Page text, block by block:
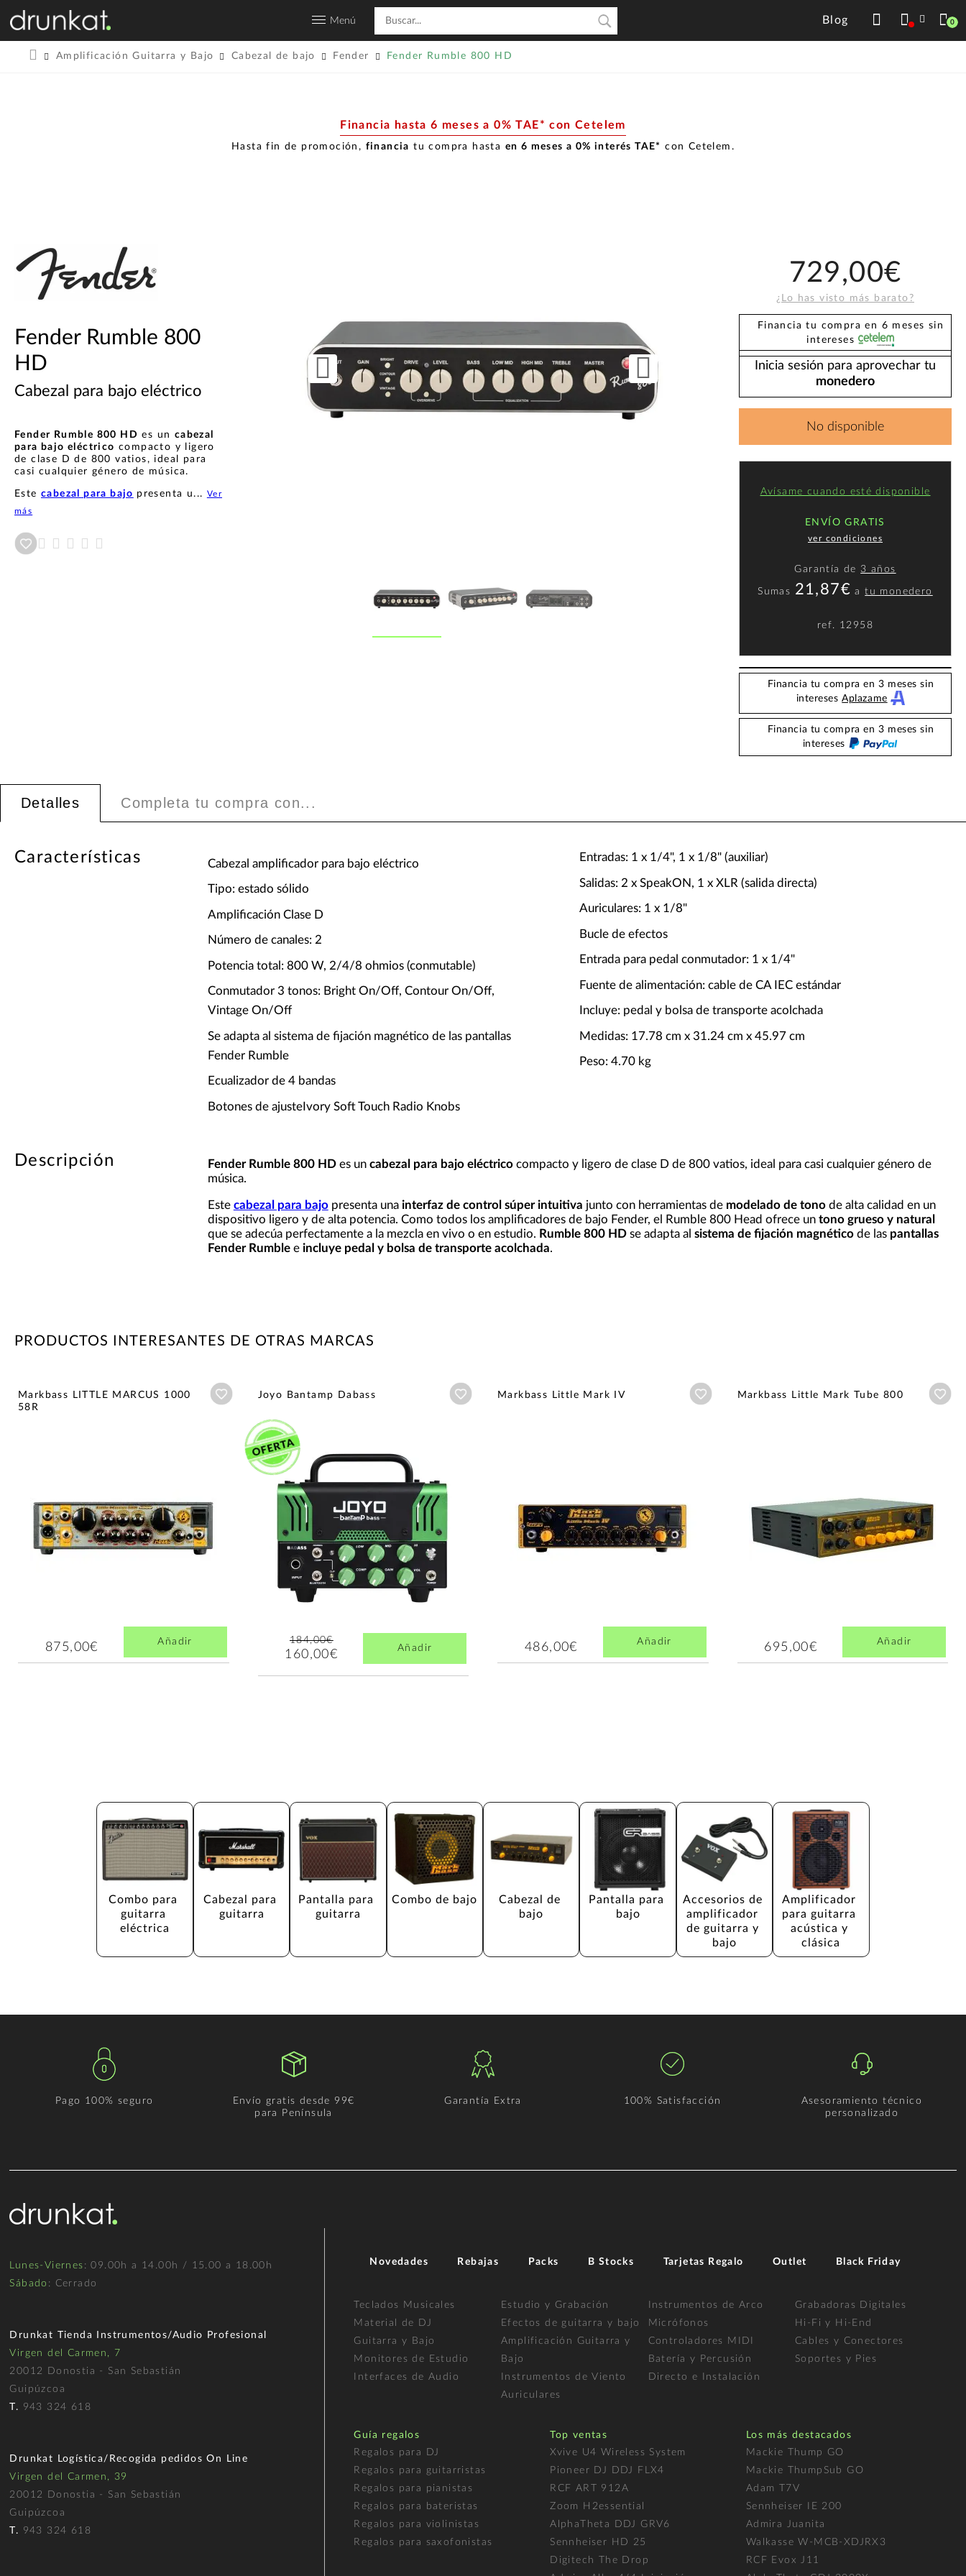
Menú Blog 0
Amplificación Guitarra y Bajo Cabezal de bajo Fender Fender Rumble 800 HD
Financia hasta 6 meses a 0% TAE* con Cetelem
Hasta fin de promoción, financia tu compra hasta en 6 meses a 0% interés TAE* con Cetelem.
Fender Rumble 800
HD
Cabezal para bajo eléctrico
Fender Rumble 800 HD es un cabezal
para bajo eléctrico compacto y ligero
de clase D de 800 vatios, ideal para
casi cualquier género de música.
Este cabezal para bajo presenta u... Ver
más
Añadir a wishlist
729,00€
¿Lo has visto más barato?
Financia tu compra en 6 meses sin
intereses
Inicia sesión para aprovechar tu
monedero
No disponible
Avísame cuando esté disponible
ENVÍO GRATIS
ver condiciones
Garantía de 3 años
Sumas 21,87€ atu monedero
ref. 12958
Financia tu compra en 3 meses sin
interesesAplazame
Financia tu compra en 3 meses sin
intereses
Detalles Completa tu compra con...
Características Cabezal amplificador para bajo eléctrico
Tipo: estado sólido
Amplificación Clase D
Número de canales: 2
Potencia total: 800 W, 2/4/8 ohmios (conmutable)
Conmutador 3 tonos: Bright On/Off, Contour On/Off,
Vintage On/Off
Se adapta al sistema de fijación magnético de las pantallas
Fender Rumble
Ecualizador de 4 bandas
Botones de ajusteIvory Soft Touch Radio Knobs
Entradas: 1 x 1/4", 1 x 1/8" (auxiliar)
Salidas: 2 x SpeakON, 1 x XLR (salida directa)
Auriculares: 1 x 1/8"
Bucle de efectos
Entrada para pedal conmutador: 1 x 1/4"
Fuente de alimentación: cable de CA IEC estándar
Incluye: pedal y bolsa de transporte acolchada
Medidas: 17.78 cm x 31.24 cm x 45.97 cm
Peso: 4.70 kg
Descripción Fender Rumble 800 HDes un cabezal para bajo eléctricocompacto y ligero de clase D de 800 vatios, ideal para casi cualquier género de
música.
Este cabezal para bajo presenta una interfaz de control súper intuitiva junto con herramientas de modelado de tonode alta calidad en un
dispositivo ligero y de alta potencia. Como todos los amplificadores de bajo Fender, el Rumble 800 Head ofrece un tono grueso y natural
que se adecúa perfectamente a la mezcla en vivo o en estudio. Rumble 800 HD se adapta al sistema de fijación magnéticode las pantallas
Fender Rumblee incluye pedal y bolsa de transporte acolchada.
PRODUCTOS INTERESANTES DE OTRAS MARCAS
Markbass LITTLE MARCUS 1000
58R
Añadir a wishlist
875,00€ Añadir
Joyo Bantamp Dabass Añadir a wishlist
184,00€
160,00€ Añadir
Markbass Little Mark IV Añadir a wishlist
486,00€ Añadir
Markbass Little Mark Tube 800
695,00€ Añadir
Combo para
guitarra
eléctrica
Cabezal para
guitarra
Pantalla para
guitarra
Combo de bajo
Cabezal de
bajo
Pantalla para
bajo
Accesorios de
amplificador
de guitarra y
bajo
Amplificador
para guitarra
acústica y
clásica
Pago 100% seguro
Envío gratis desde 99€
para Península
Garantía Extra 100% Satisfacción
Asesoramiento técnico
personalizado
Lunes-Viernes : 09.00h a 14.00h / 15.00 a 18.00h
Sábado : Cerrado
Drunkat Tienda Instrumentos/Audio Profesional
Virgen del Carmen, 7
20012 Donostia - San Sebastián
Guipúzcoa
T. 943 324 618
Drunkat Logística/Recogida pedidos On Line
Virgen del Carmen, 39
20012 Donostia - San Sebastián
Guipúzcoa
T. 943 324 618
Novedades Rebajas Packs B Stocks Tarjetas Regalo Outlet Black Friday
Teclados Musicales
Material de DJ
Guitarra y Bajo
Monitores de Estudio
Interfaces de Audio
Estudio y Grabación
Efectos de guitarra y bajo
Amplificación Guitarra y
Bajo
Instrumentos de Viento
Auriculares
Instrumentos de Arco
Micrófonos
Controladores MIDI
Batería y Percusión
Directo e Instalación
Grabadoras Digitales
Hi-Fi y Hi-End
Cables y Conectores
Soportes y Pies
Guía regalos
Regalos para DJ
Regalos para guitarristas
Regalos para pianistas
Regalos para bateristas
Regalos para violinistas
Regalos para saxofonistas
Top ventas
Xvive U4 Wireless System
Pioneer DJ DDJ FLX4
RCF ART 912A
Zoom H2essential
AlphaTheta DDJ GRV6
Sennheiser HD 25
Digitech The Drop
Los más destacados
Mackie Thump GO
Mackie ThumpSub GO
Adam T7V
Sennheiser IE 200
Admira Juanita
Walkasse W-MCB-XDJRX3
RCF Evox J11